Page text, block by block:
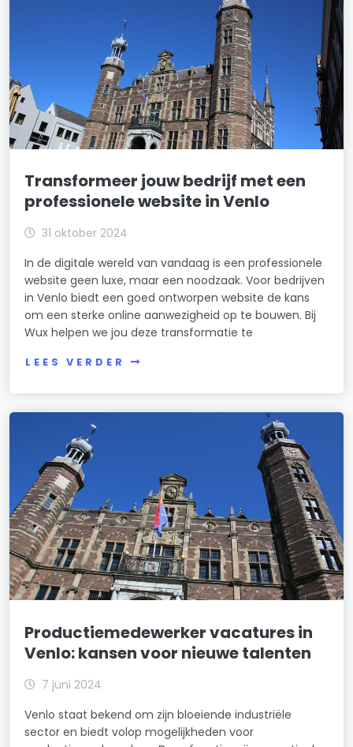
Transformeer jouw bedrijf met een
professionele website in Venlo
31 oktober 2024
In de digitale wereld van vandaag is een professionele
website geen luxe, maar een noodzaak. Voor bedrijven
in Venlo biedt een goed ontworpen website de kans
om een sterke online aanwezigheid op te bouwen. Bij
Wux helpen we jou deze transformatie te
LEES VERDER
Productiemedewerker vacatures in
Venlo: kansen voor nieuwe talenten
7 juni 2024
Venlo staat bekend om zijn bloeiende industriële
sector en biedt volop mogelijkheden voor